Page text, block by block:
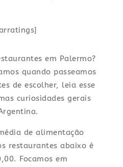
em Palermo?
quando passeamos
de escolher, leia esse
curiosidades gerais
de alimentação
restaurantes abaixo é
Focamos em